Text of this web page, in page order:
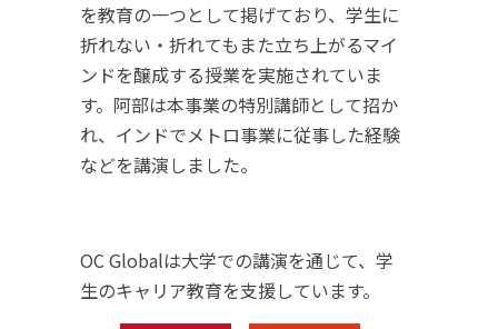
を教育の一つとして掲げており、学生に
折れない・折れてもまた立ち上がるマイ
ンドを醸成する授業を実施されていま
す。阿部は本事業の特別講師として招か
れ、インドでメトロ事業に従事した経験
などを講演しました。
OC Globalは大学での講演を通じて、学
生のキャリア教育を支援しています。